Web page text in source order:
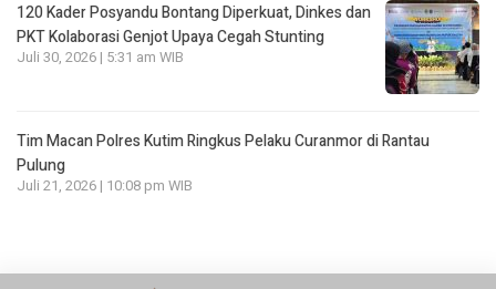
120 Kader Posyandu Bontang Diperkuat, Dinkes dan
PKT Kolaborasi Genjot Upaya Cegah Stunting
Juli 30, 2026 | 5:31 am WIB
Tim Macan Polres Kutim Ringkus Pelaku Curanmor di Rantau
Pulung
Juli 21, 2026 | 10:08 pm WIB